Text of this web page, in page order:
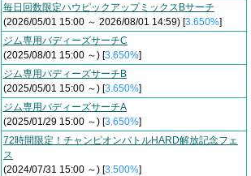
毎日回数限定ハウピックアップミックスBサーチ
(2026/05/01 15:00 ～ 2026/08/01 14:59) [3.650%]
ジム専用バディーズサーチC
(2025/08/01 15:00 ～) [3.650%]
ジム専用バディーズサーチB
(2025/05/01 15:00 ～) [3.650%]
ジム専用バディーズサーチA
(2025/01/29 15:00 ～) [3.650%]
72時間限定！チャンピオンバトルHARD解放記念フェ
ス
(2024/07/31 15:00 ～) [3.500%]